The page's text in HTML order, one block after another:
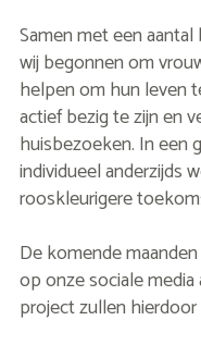
Samen met een
wij begonnen om
helpen om hun leven
actief bezig te zijn en
huisbezoeken. In een
individueel anderzijds
rooskleurigere
De komende
op onze sociale
project zullen